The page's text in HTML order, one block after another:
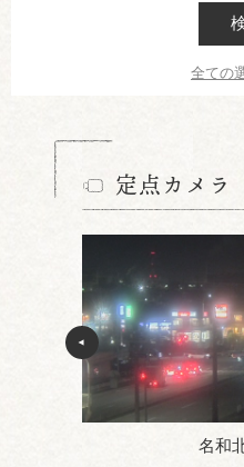
全ての
定点カメラ
名和